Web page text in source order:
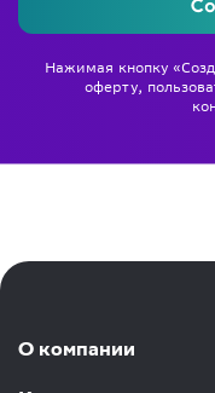
Нажимая кнопку
оферту,
О компании